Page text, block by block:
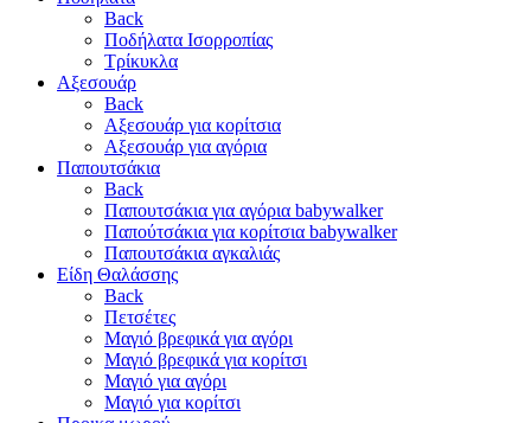
Back
Ποδήλατα Ισορροπίας
Τρίκυκλα
Αξεσουάρ
Back
Αξεσουάρ για κορίτσια
Αξεσουάρ για αγόρια
Παπουτσάκια
Back
Παπουτσάκια για αγόρια babywalker
Παπούτσάκια για κορίτσια babywalker
Παπουτσάκια αγκαλιάς
Είδη Θαλάσσης
Back
Πετσέτες
Μαγιό βρεφικά για αγόρι
Μαγιό βρεφικά για κορίτσι
Μαγιό για αγόρι
Μαγιό για κορίτσι